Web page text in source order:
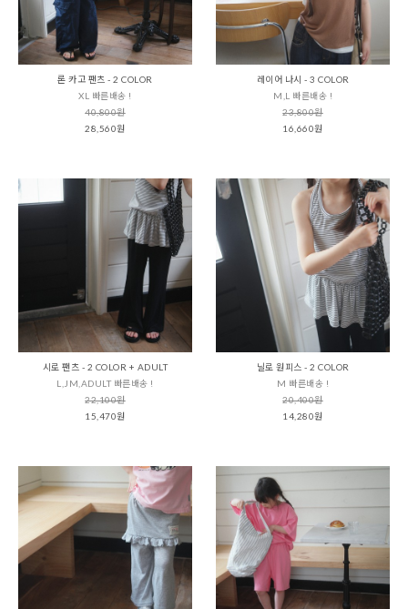
론 카고 팬츠 - 2 COLOR
XL 빠른배송 !
40,800원
28,560원
레이어 나시 - 3 COLOR
M,L 빠른배송 !
23,800원
16,660원
시로 팬츠 - 2 COLOR + ADULT
L,JM,ADULT 빠른배송 !
22,100원
15,470원
닐로 원피스 - 2 COLOR
M 빠른배송 !
20,400원
14,280원